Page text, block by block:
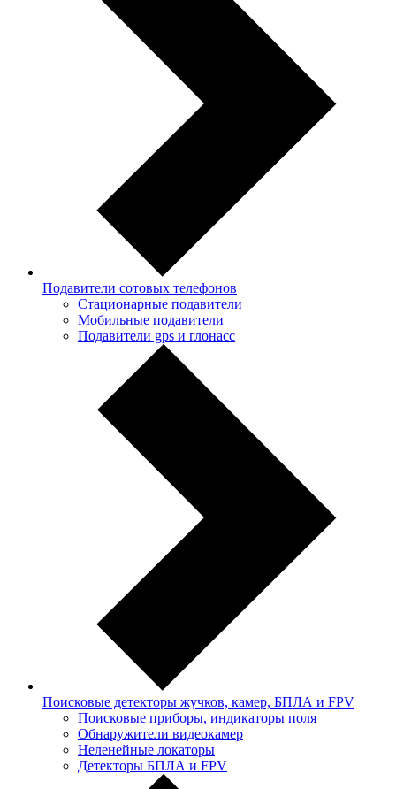
Подавители сотовых телефонов
Стационарные подавители
Мобильные подавители
Подавители gps и глонасс
Поисковые детекторы жучков, камер, БПЛА и FPV
Поисковые приборы, индикаторы поля
Обнаружители видеокамер
Неленейные локаторы
Детекторы БПЛА и FPV